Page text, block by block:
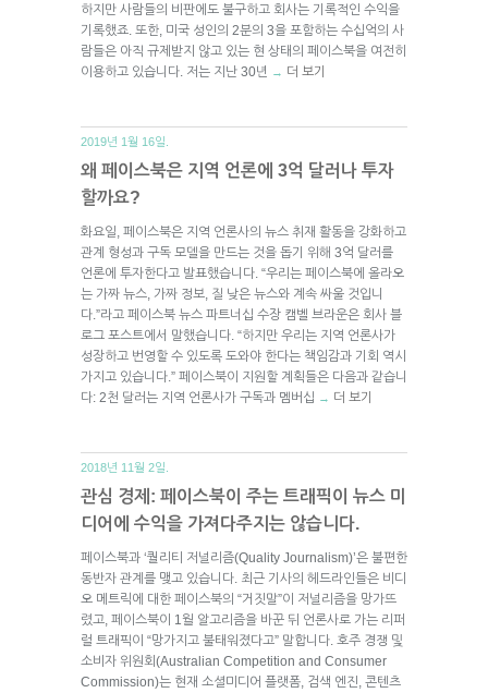
하지만 사람들의 비판에도 불구하고 회사는 기록적인 수익을
기록했죠. 또한, 미국 성인의 2분의 3을 포함하는 수십억의 사
람들은 아직 규제받지 않고 있는 현 상태의 페이스북을 여전히
이용하고 있습니다. 저는 지난 30년 → 더 보기
2019년 1월 16일.
왜 페이스북은 지역 언론에 3억 달러나 투자
할까요?
화요일, 페이스북은 지역 언론사의 뉴스 취재 활동을 강화하고
관계 형성과 구독 모델을 만드는 것을 돕기 위해 3억 달러를
언론에 투자한다고 발표했습니다. “우리는 페이스북에 올라오
는 가짜 뉴스, 가짜 정보, 질 낮은 뉴스와 계속 싸울 것입니
다.”라고 페이스북 뉴스 파트너십 수장 캠벨 브라운은 회사 블
로그 포스트에서 말했습니다. “하지만 우리는 지역 언론사가
성장하고 번영할 수 있도록 도와야 한다는 책임감과 기회 역시
가지고 있습니다.” 페이스북이 지원할 계획들은 다음과 같습니
다: 2천 달러는 지역 언론사가 구독과 멤버십 → 더 보기
2018년 11월 2일.
관심 경제: 페이스북이 주는 트래픽이 뉴스 미
디어에 수익을 가져다주지는 않습니다.
페이스북과 ‘퀄리티 저널리즘(Quality Journalism)’은 불편한
동반자 관계를 맺고 있습니다. 최근 기사의 헤드라인들은 비디
오 메트릭에 대한 페이스북의 “거짓말”이 저널리즘을 망가뜨
렸고, 페이스북이 1월 알고리즘을 바꾼 뒤 언론사로 가는 리퍼
럴 트래픽이 “망가지고 불태워졌다고” 말합니다. 호주 경쟁 및
소비자 위원회(Australian Competition and Consumer
Commission)는 현재 소셜미디어 플랫폼, 검색 엔진, 콘텐츠